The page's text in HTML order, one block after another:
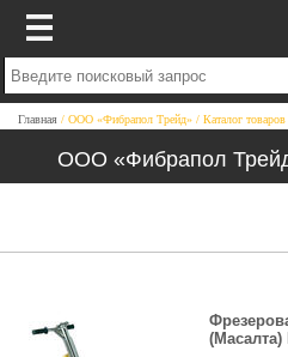
Главная ООО «Фибрапол Трейд» Каталог товаров
ООО «Фибрапол
(Масалта)